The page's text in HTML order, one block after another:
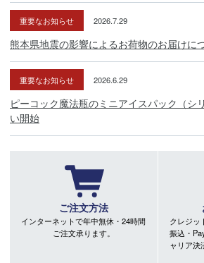
重要なお知らせ 2026.7.29
熊本県地震の影響によるお荷物のお届けに
重要なお知らせ 2026.6.29
ピーコック魔法瓶のミニアイスパック（シ
い開始
ご注文方法
インターネットで年中無休・24時間
ご注文承ります。
クレジッ
振込・
ャリア決